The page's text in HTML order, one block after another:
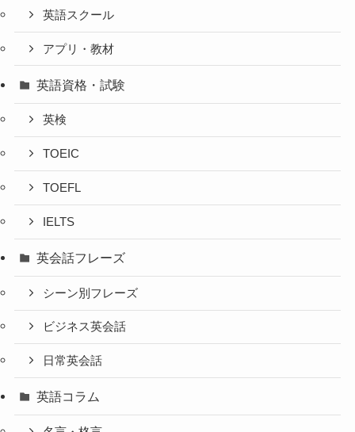
英語スクール
アプリ・教材
英語資格・試験
英検
TOEIC
TOEFL
IELTS
英会話フレーズ
シーン別フレーズ
ビジネス英会話
日常英会話
英語コラム